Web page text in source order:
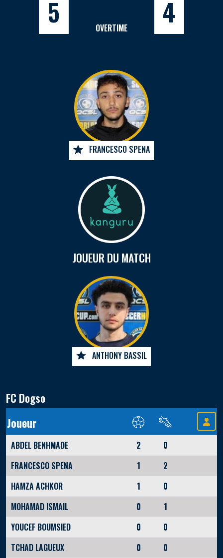
5 OVERTIME 4
FRANCESCO SPENA
JOUEUR DU MATCH
ANTHONY BASSIL
FC Dogso
Joueur
ABDEL BENHMADE 2
0
FRANCESCO SPENA
1
2
HAMZA ACHKOR
1
0
MOHAMAD ISMAIL
0
1
YOUCEF BOUMSIED
0
0
TCHAD LAGUEUX
0
0